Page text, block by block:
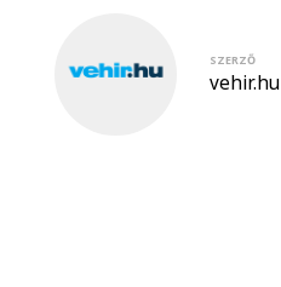
SZERZŐ
vehir.hu